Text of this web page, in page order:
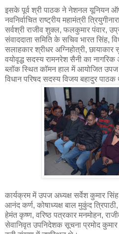
इसके पूर्व श्री पाठक ने नेशनल यूनियन
नवनिर्वाचित राष्ट्रीय महामंत्री
सर्वश्री राजीव शुक्ल, फलकुमार पंवार,
संवाददाता समिति के सचिव भारत सिंह,
सलाहकार श्रीधर अग्निहोत्री,
वयोवृद्ध सदस्य रामनरेश सैनी का
ब्लॉक स्थित कॉमन हाल में आयोजित
विधान परिषद सदस्य विजय बहादुर पाठक
कार्यक्रम में उपज अध्यक्ष सर्वेश कुमार
आनंद कर्ण, कोषाध्यक्ष बाल मुकुंद
हेमंत कृष्ण, वरिष्ठ पत्रकार मनमोहन,
सेवानिवृत उपनिदेशक सूचना प्रमोद